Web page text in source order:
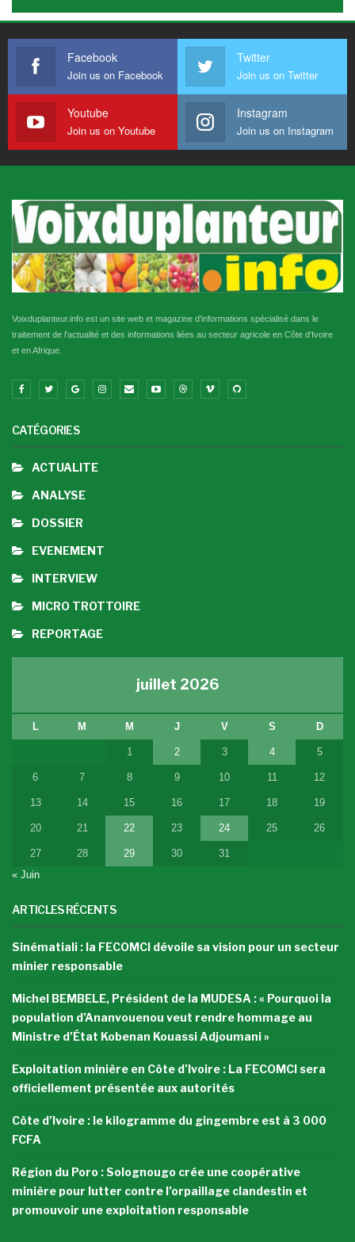
Facebook
Join us on Facebook
Twitter
Join us on Twitter
Youtube
Join us on Youtube
Instagram
Join us on Instagram
Voixduplanteur.info est un site web et magazine d'informations spécialisé dans le
traitement de l'actualité et des informations liées au secteur agricole en Côte d'Ivoire
et en Afrique.
CATÉGORIES
ACTUALITE
ANALYSE
DOSSIER
EVENEMENT
INTERVIEW
MICRO TROTTOIRE
REPORTAGE
juillet 2026
L M M J V S D
1 2 3 4 5
6 7 8 9 10 11 12
13 14 15 16 17 18 19
20 21 22 23 24 25 26
27 28 29 30
31
« Juin
ARTICLES RÉCENTS
Sinématiali : la FECOMCI dévoile sa vision pour un secteur
minier responsable
Michel BEMBELE, Président de la MUDESA : « Pourquoi la
population d’Ananvouenou veut rendre hommage au
Ministre d’État Kobenan Kouassi Adjoumani »
Exploitation minière en Côte d’Ivoire : La FECOMCI sera
officiellement présentée aux autorités
Côte d’Ivoire : le kilogramme du gingembre est à 3 000
FCFA
Région du Poro : Solognougo crée une coopérative
minière pour lutter contre l’orpaillage clandestin et
promouvoir une exploitation responsable